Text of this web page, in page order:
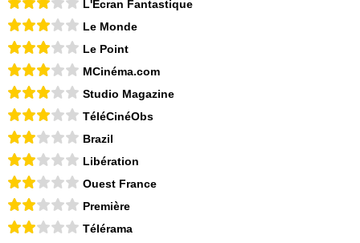
L'Ecran Fantastique
Le Monde
Le Point
MCinéma.com
Studio Magazine
TéléCinéObs
Brazil
Libération
Ouest France
Première
Télérama